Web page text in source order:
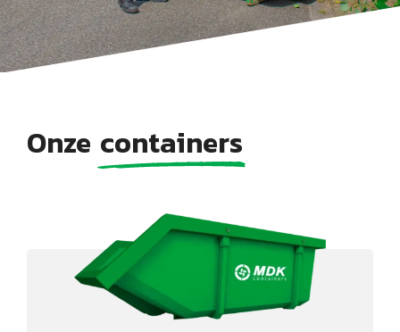
Onze containers